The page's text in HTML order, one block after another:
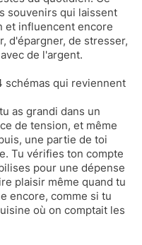
souvenirs qui laissent
et influencent encore
d'épargner, de stresser,
de l'argent.
schémas qui reviennent
as grandi dans un
de tension, et même
une partie de toi
Tu vérifies ton compte
pour une dépense
plaisir même quand tu
encore, comme si tu
où on comptait les